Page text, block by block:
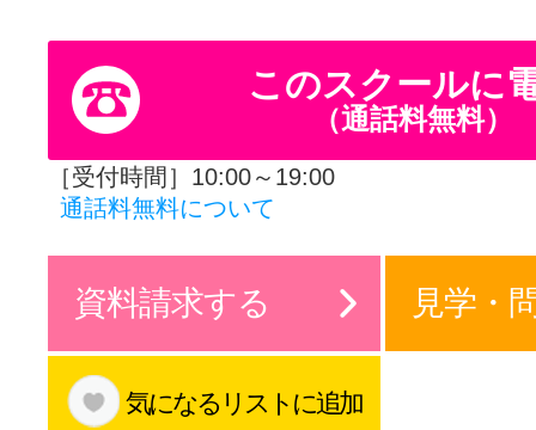
グッドスク
掲載のお問
サイトマッ
このスクールに
（通話料無料）
［受付時間］10:00～19:00
通話料無料について
資料請求する 見学・
気になるリストに追加